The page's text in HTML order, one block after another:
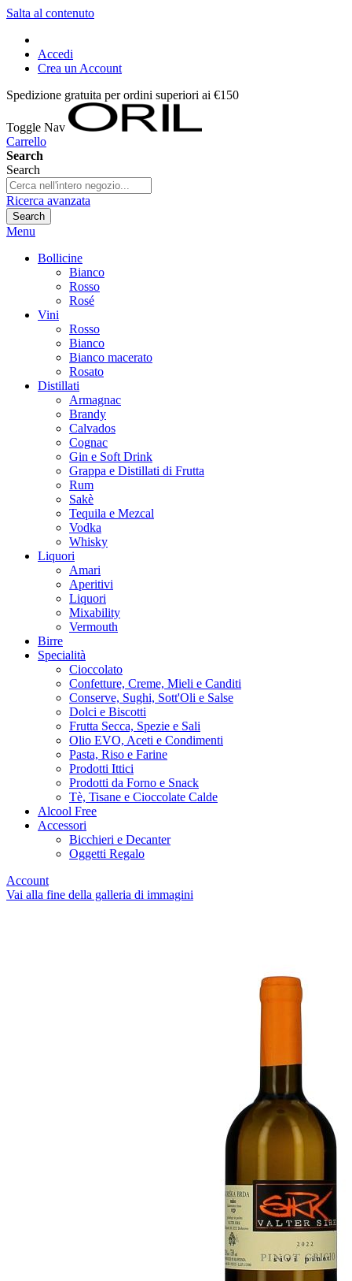
Salta al contenuto
Accedi
Crea un Account
Spedizione gratuita per ordini superiori ai €150
Toggle Nav
Carrello
Search
Search
Ricerca avanzata
Search
Menu
Bollicine
Bianco
Rosso
Rosé
Vini
Rosso
Bianco
Bianco macerato
Rosato
Distillati
Armagnac
Brandy
Calvados
Cognac
Gin e Soft Drink
Grappa e Distillati di Frutta
Rum
Sakè
Tequila e Mezcal
Vodka
Whisky
Liquori
Amari
Aperitivi
Liquori
Mixability
Vermouth
Birre
Specialità
Cioccolato
Confetture, Creme, Mieli e Canditi
Conserve, Sughi, Sott'Oli e Salse
Dolci e Biscotti
Frutta Secca, Spezie e Sali
Olio EVO, Aceti e Condimenti
Pasta, Riso e Farine
Prodotti Ittici
Prodotti da Forno e Snack
Tè, Tisane e Cioccolate Calde
Alcool Free
Accessori
Bicchieri e Decanter
Oggetti Regalo
Account
Vai alla fine della galleria di immagini